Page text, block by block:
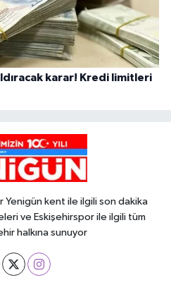
karar! Kredi limitleri
Yenigün kent ile ilgili son dakika
ve Eskişehirspor ile ilgili tüm
halkına sunuyor